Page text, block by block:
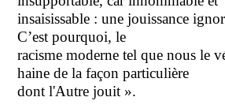
insaisissable : une jouissance
C’est pourquoi, le
racisme moderne tel que nous le
haine de la façon particulière
dont l'Autre jouit ».